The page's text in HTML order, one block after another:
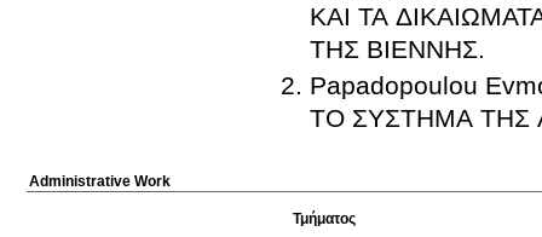
ΚΑΙ ΤΑ
ΤΗΣ ΒΙΕΝΝΗΣ.
Papadopoulou
ΤΟ ΣΥΣΤΗΜΑ ΤΗΣ
Administrative Work
Τμήματος